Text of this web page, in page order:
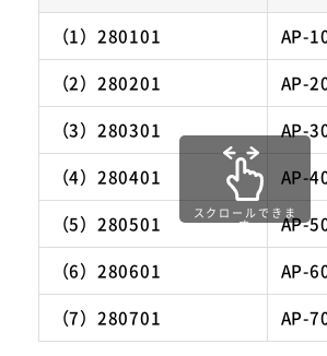
（1）280101
AP-
（2）280201
AP-
（3）280301
AP-
（4）280401
AP-
（5）280501
AP-
（6）280601
AP-
（7）280701
AP-
スクロールできま
す
⑵⑷⑹は便利なフック掛けが付いて